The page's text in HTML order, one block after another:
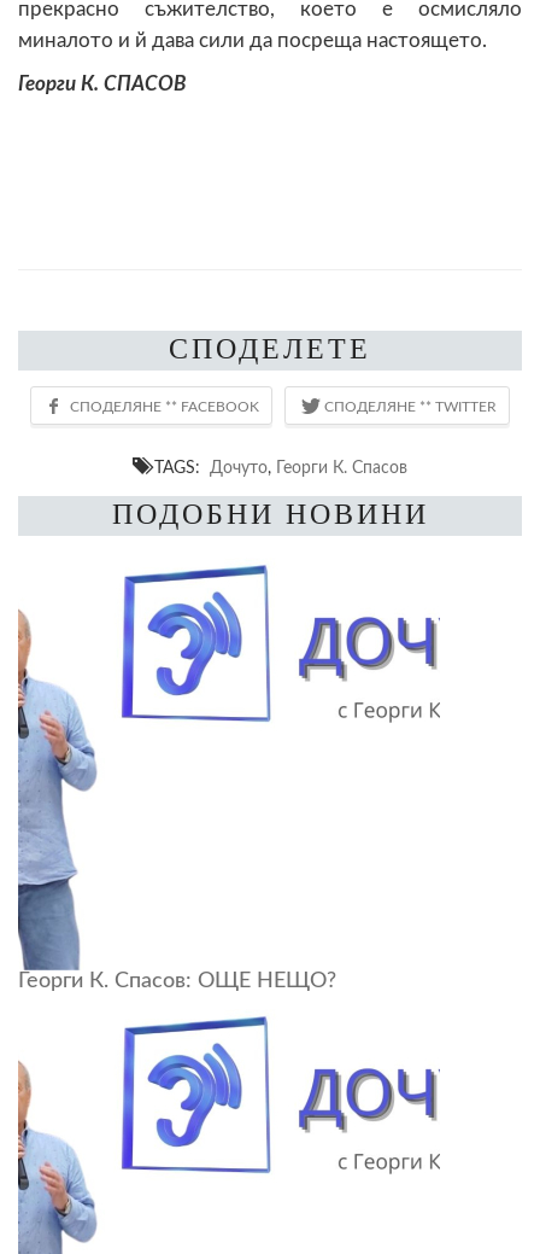
прекрасно съжителство, което е осмисляло
миналото и й дава сили да посреща настоящето.
Георги К. СПАСОВ
СПОДЕЛЕТЕ
TAGS: Дочуто, Георги К. Спасов
ПОДОБНИ НОВИНИ
Георги К. Спасов: ОЩЕ НЕЩО?